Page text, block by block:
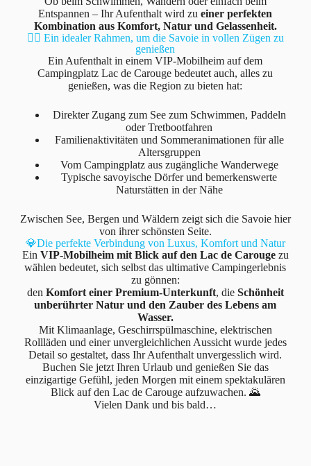
Entspannen – Ihr Aufenthalt wird zueiner perfekten
Kombination aus Komfort, Natur und Gelassenheit.
🚣‍♂️ Ein idealer Rahmen, um die Savoie in vollen Zügen zu
genießen
Ein Aufenthalt in einem VIP-Mobilheim auf dem
Campingplatz Lac de Carouge bedeutet auch, alles zu
genießen, was die Region zu bieten hat:
Direkter Zugang zum See zum Schwimmen, Paddeln
oder Tretbootfahren
Familienaktivitäten und Sommeranimationen für alle
Altersgruppen
Vom Campingplatz aus zugängliche Wanderwege
Typische savoyische Dörfer und bemerkenswerte
Naturstätten in der Nähe
Zwischen See, Bergen und Wäldern zeigt sich die Savoie hier
von ihrer schönsten Seite.
💎Die perfekte Verbindung von Luxus, Komfort und Natur
Ein VIP-Mobilheim mit Blick auf den Lac de Carougezu
wählen bedeutet, sich selbst das ultimative Campingerlebnis
zu gönnen:
den Komfort einer Premium-Unterkunft, die Schönheit
unberührter Natur und den Zauber des Lebens am
Wasser.
Mit Klimaanlage, Geschirrspülmaschine, elektrischen
Rollläden und einer unvergleichlichen Aussicht wurde jedes
Detail so gestaltet, dass Ihr Aufenthalt unvergesslich wird.
Buchen Sie jetzt Ihren Urlaub und genießen Sie das
einzigartige Gefühl, jeden Morgen mit einem spektakulären
Blick auf den Lac de Carouge aufzuwachen. 🌄
Vielen Dank und bis bald…